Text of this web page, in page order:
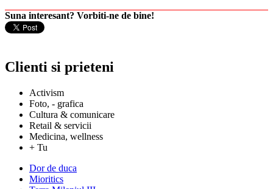
Suna interesant? Vorbiti-ne de bine!
Clienti si prieteni
Activism
Foto, - grafica
Cultura & comunicare
Retail & servicii
Medicina, wellness
+ Tu
Dor de duca
Mioritics